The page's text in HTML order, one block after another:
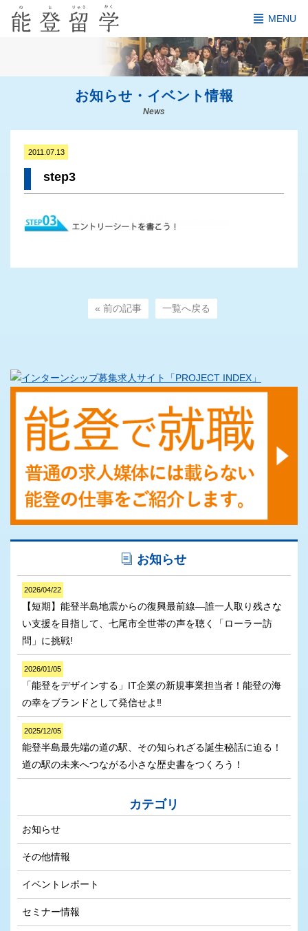
MENU
お知らせ・イベント情報
News
2011.07.13
step3
« 前の記事 一覧へ戻る
お知らせ
2026/04/22
【短期】能登半島地震からの復興最前線―誰一人取り残さな
い支援を目指して、七尾市全世帯の声を聴く「ローラー訪
問」に挑戦!
2026/01/05
「能登をデザインする」IT企業の新規事業担当者！能登の海
の幸をブランドとして発信せよ‼
2025/12/05
能登半島最先端の道の駅、その知られざる誕生秘話に迫る！
道の駅の未来へつながる小さな歴史書をつくろう！
カテゴリ
お知らせ
その他情報
イベントレポート
セミナー情報